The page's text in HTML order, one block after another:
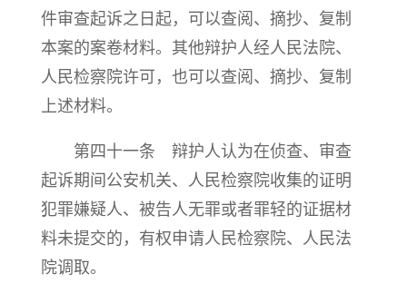
件审查起诉之日起，可以查阅、摘抄、复制
本案的案卷材料。其他辩护人经人民法院、
人民检察院许可，也可以查阅、摘抄、复制
上述材料。
第四十一条 辩护人认为在侦查、审查
起诉期间公安机关、人民检察院收集的证明
犯罪嫌疑人、被告人无罪或者罪轻的证据材
料未提交的，有权申请人民检察院、人民法
院调取。